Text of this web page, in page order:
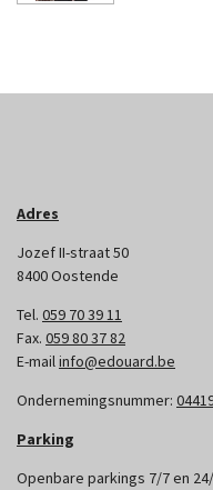
Adres
Jozef II-straat 50
8400 Oostende
Tel. 059 70 39 11
Fax. 059 80 37 82
E-mailinfo@edouard.be
Ondernemingsnummer:
Parking
Openbare parkings 7/7 en